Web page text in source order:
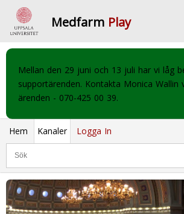
Medfarm Play
Mellan den 29 juni och 13 juli har vi låg
supportärenden. Kontakta Monica Wallin
ärenden - 070-425 00 39.
Hem Kanaler Logga In